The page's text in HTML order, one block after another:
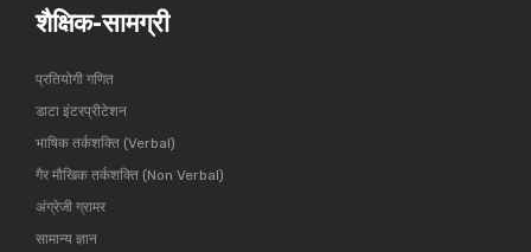
शैक्षिक-सामग्री
प्रतियोगी गणित
डाटा इंटरप्रीटेशन
भाषिक तर्कशक्ति (Verbal)
गैर मौखिक तर्कशक्ति (Non Verbal)
अंग्रेजी ग्रामर
सामान्य ज्ञान